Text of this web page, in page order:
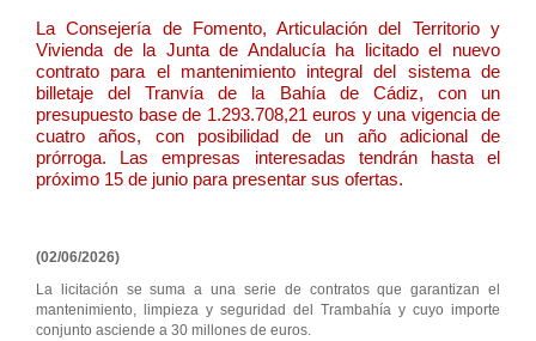
La Consejería de Fomento, Articulación del Territorio y
Vivienda de la Junta de Andalucía ha licitado el nuevo
contrato para el mantenimiento integral del sistema de
billetaje del Tranvía de la Bahía de Cádiz, con un
presupuesto base de 1.293.708,21 euros y una vigencia de
cuatro años, con posibilidad de un año adicional de
prórroga. Las empresas interesadas tendrán hasta el
próximo 15 de junio para presentar sus ofertas.
(02/06/2026)
La licitación se suma a una serie de contratos que garantizan el
mantenimiento, limpieza y seguridad del Trambahía y cuyo importe
conjunto asciende a 30 millones de euros.